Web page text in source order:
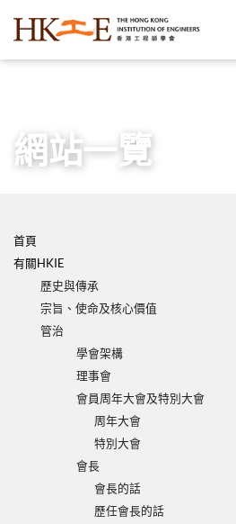
網站一覽
首頁
有關HKIE
歷史與傳承
宗旨、使命及核心價值
管治
學會架構
理事會
會員周年大會及特別大會
周年大會
特別大會
會長
會長的話
歷任會長的話